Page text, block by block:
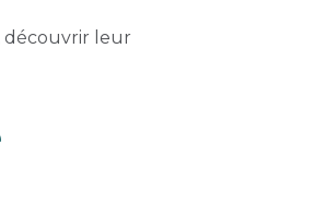
découvrir leur